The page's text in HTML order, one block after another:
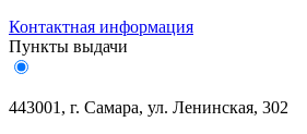
Контактная информация
Пункты выдачи
443001, г. Самара, ул. Ленинская, 302